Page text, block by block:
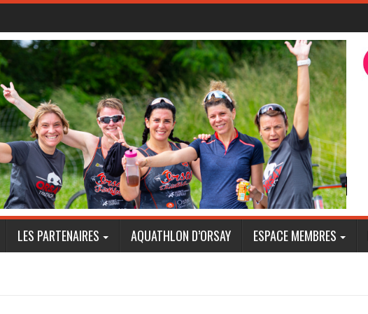
LES PARTENAIRES AQUATHLON D’ORSAY ESPACE MEMBRES